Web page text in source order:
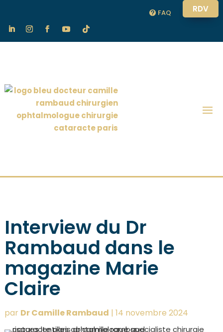
FAQ RDV
Interview du Dr
Rambaud dans le
magazine Marie
Claire
par Dr Camille Rambaud | 14 novembre 2024